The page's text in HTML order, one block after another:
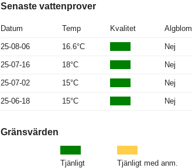
Senaste vattenprover
Datum Temp Kvalitet Algblom.
25-08-06 16.6°C Nej
25-07-16 18°C Nej
25-07-02 15°C Nej
25-06-18 15°C Nej
Gränsvärden
Tjänligt Tjänligt med anm.